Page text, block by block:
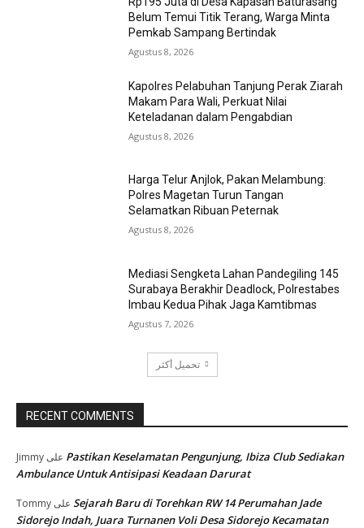
Belum Temui Titik Terang, Warga Minta
Pemkab Sampang Bertindak
Agustus 8, 2026
Kapolres Pelabuhan Tanjung Perak Ziarah
Makam Para Wali, Perkuat Nilai
Keteladanan dalam Pengabdian
Agustus 8, 2026
Harga Telur Anjlok, Pakan Melambung:
Polres Magetan Turun Tangan
Selamatkan Ribuan Peternak
Agustus 8, 2026
Mediasi Sengketa Lahan Pandegiling 145
Surabaya Berakhir Deadlock, Polrestabes
Imbau Kedua Pihak Jaga Kamtibmas
Agustus 7, 2026
تحميل أكثر
RECENT COMMENTS
Jimmy
Pastikan Keselamatan Pengunjung, Ibiza Club Sediakan
Ambulance Untuk Antisipasi Keadaan Darurat
Tommy
Sejarah Baru di Torehkan RW 14 Perumahan Jade
Sidorejo Indah, Juara Turnanen Voli Desa Sidorejo Kecamatan